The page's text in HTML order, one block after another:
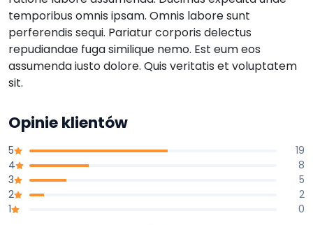
temporibus omnis ipsam. Omnis labore sunt
perferendis sequi. Pariatur corporis delectus
repudiandae fuga similique nemo. Est eum eos
assumenda iusto dolore. Quis veritatis et voluptatem
sit.
Opinie klientów
5
19
4
8
3
5
2
2
1
0